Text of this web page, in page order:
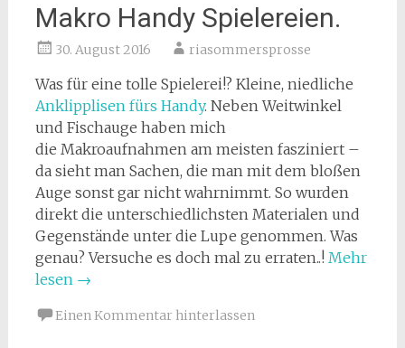
Makro Handy Spielereien.
30. August 2016 riasommersprosse
Was für eine tolle Spielerei!? Kleine, niedliche
Anklipplisen fürs Handy. Neben Weitwinkel
und Fischauge haben mich
die Makroaufnahmen am meisten fasziniert –
da sieht man Sachen, die man mit dem bloßen
Auge sonst gar nicht wahrnimmt. So wurden
direkt die unterschiedlichsten Materialen und
Gegenstände unter die Lupe genommen. Was
genau? Versuche es doch mal zu erraten..! Mehr
lesen →
Einen Kommentar hinterlassen